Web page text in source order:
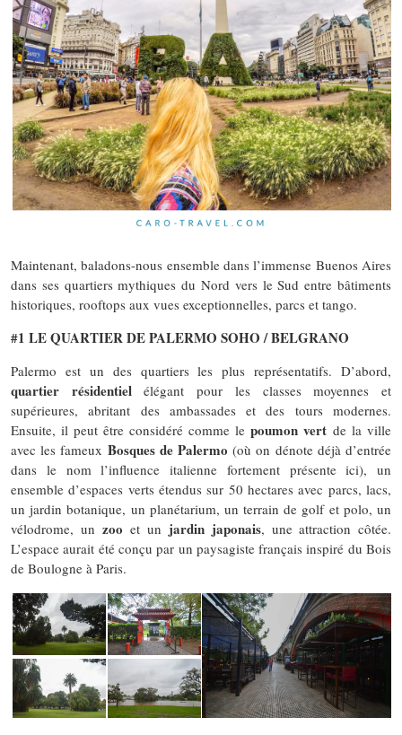
Maintenant, baladons-nous ensemble dans l’immense Buenos Aires
dans ses quartiers mythiques du Nord vers le Sud entre bâtiments
historiques, rooftops aux vues exceptionnelles, parcs et tango.
#1 LE QUARTIER DE PALERMO SOHO / BELGRANO
Palermo est un des quartiers les plus représentatifs. D’abord,
quartier résidentielélégant pour les classes moyennes et
supérieures, abritant des ambassades et des tours modernes.
Ensuite, il peut être considéré comme le poumon vert de la ville
avec les fameux Bosques de Palermo(où on dénote déjà d’entrée
dans le nom l’influence italienne fortement présente ici), un
ensemble d’espaces verts étendus sur 50 hectares avec parcs, lacs,
un jardin botanique, un planétarium, un terrain de golf et polo, un
vélodrome, unzoo et un jardin japonais, une attraction côtée.
L’espace aurait été conçu par un paysagiste français inspiré du Bois
de Boulogne à Paris.